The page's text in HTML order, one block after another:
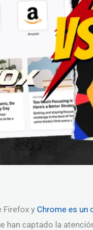
Firefox y Chrome es un
han captado la